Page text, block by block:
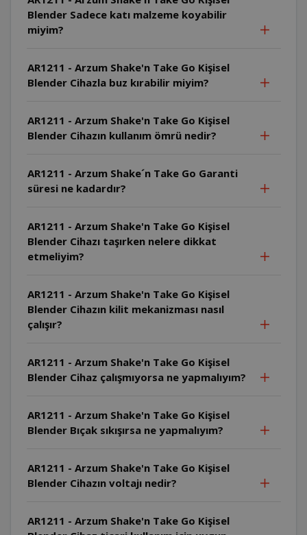
Blender Sadece katı malzeme koyabilir
miyim?
AR1211 - Arzum Shake'n Take Go Kişisel
Blender Cihazla buz kırabilir miyim?
AR1211 - Arzum Shake'n Take Go Kişisel
Blender Cihazın kullanım ömrü nedir?
AR1211 - Arzum Shake´n Take Go Garanti
süresi ne kadardır?
AR1211 - Arzum Shake'n Take Go Kişisel
Blender Cihazı taşırken nelere dikkat
etmeliyim?
AR1211 - Arzum Shake'n Take Go Kişisel
Blender Cihazın kilit mekanizması nasıl
çalışır?
AR1211 - Arzum Shake'n Take Go Kişisel
Blender Cihaz çalışmıyorsa ne yapmalıyım?
AR1211 - Arzum Shake'n Take Go Kişisel
Blender Bıçak sıkışırsa ne yapmalıyım?
AR1211 - Arzum Shake'n Take Go Kişisel
Blender Cihazın voltajı nedir?
AR1211 - Arzum Shake'n Take Go Kişisel